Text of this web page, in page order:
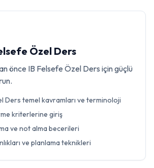
Özel Ders
önce IB Felsefe Özel Ders için güçlü
Ders temel kavramları ve terminoloji
kriterlerine giriş
ve not alma becerileri
ve planlama teknikleri